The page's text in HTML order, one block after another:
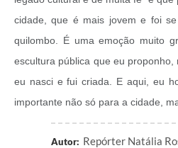
cidade, que é mais jovem e foi
quilombo. É uma emoção muito
escultura pública que eu
eu nasci e fui criada. E aqui, eu
importante não só para a cidade,
Autor: Repórter Natália